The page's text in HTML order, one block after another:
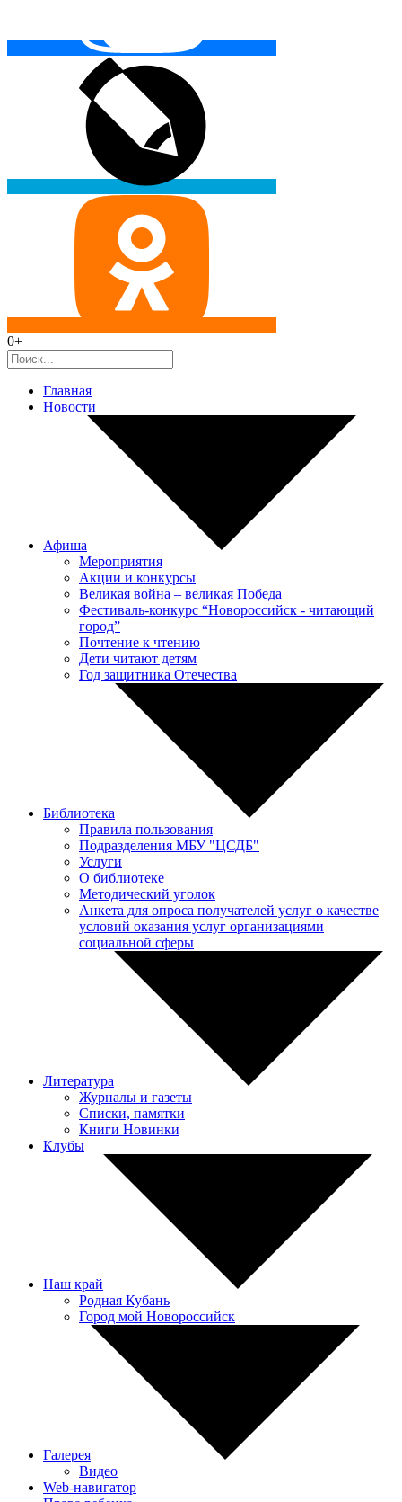
0+
Главная
Новости
Афиша
Мероприятия
Акции и конкурсы
Великая война – великая Победа
Фестиваль-конкурс “Новороссийск - читающий
город”
Почтение к чтению
Дети читают детям
Год защитника Отечества
Библиотека
Правила пользования
Подразделения МБУ "ЦСДБ"
Услуги
О библиотеке
Методический уголок
Анкета для опроса получателей услуг о качестве
условий оказания услуг организациями
социальной сферы
Литература
Журналы и газеты
Списки, памятки
Книги Новинки
Клубы
Наш край
Родная Кубань
Город мой Новороссийск
Галерея
Видео
Web-навигатор